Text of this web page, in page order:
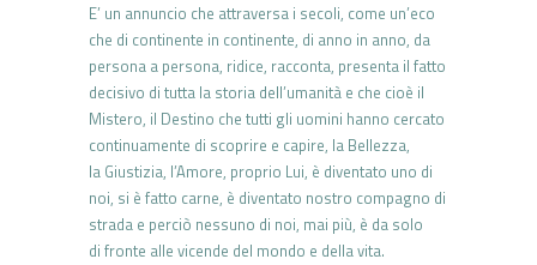
E’ un annuncio che attraversa i secoli, come un’eco
che di continente in continente, di anno in anno, da
persona a persona, ridice, racconta, presenta il fatto
decisivo di tutta la storia dell’umanità e che cioè il
Mistero, il Destino che tutti gli uomini hanno cercato
continuamente di scoprire e capire, la Bellezza,
la Giustizia, l’Amore, proprio Lui, è diventato uno di
noi, si è fatto carne, è diventato nostro compagno di
strada e perciò nessuno di noi, mai più, è da solo
di fronte alle vicende del mondo e della vita.